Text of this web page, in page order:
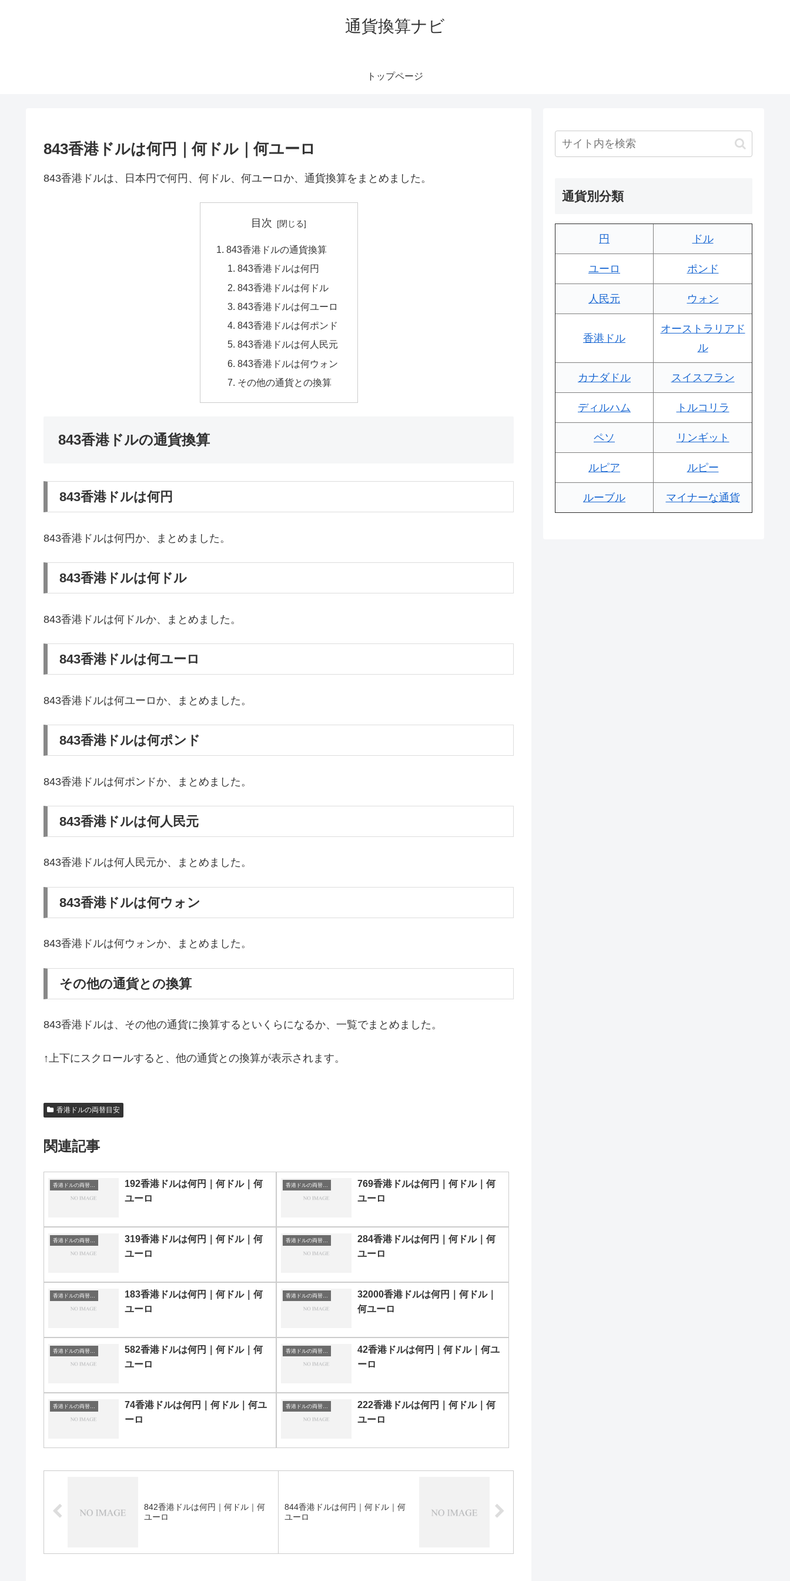
通貨換算ナビ
トップページ
843香港ドルは何円｜何ドル｜何ユーロ
843香港ドルは、日本円で何円、何ドル、何ユーロか、通貨換算をまとめました。
目次
843香港ドルの通貨換算
843香港ドルは何円
843香港ドルは何ドル
843香港ドルは何ユーロ
843香港ドルは何ポンド
843香港ドルは何人民元
843香港ドルは何ウォン
その他の通貨との換算
843香港ドルの通貨換算
843香港ドルは何円
843香港ドルは何円か、まとめました。
843香港ドルは何ドル
843香港ドルは何ドルか、まとめました。
843香港ドルは何ユーロ
843香港ドルは何ユーロか、まとめました。
843香港ドルは何ポンド
843香港ドルは何ポンドか、まとめました。
843香港ドルは何人民元
843香港ドルは何人民元か、まとめました。
843香港ドルは何ウォン
843香港ドルは何ウォンか、まとめました。
その他の通貨との換算
843香港ドルは、その他の通貨に換算するといくらになるか、一覧でまとめました。
↑上下にスクロールすると、他の通貨との換算が表示されます。
香港ドルの両替目安
関連記事
192香港ドルは何円｜何ドル｜何
ユーロ
769香港ドルは何円｜何ドル｜何
ユーロ
319香港ドルは何円｜何ドル｜何
ユーロ
284香港ドルは何円｜何ドル｜何
ユーロ
183香港ドルは何円｜何ドル｜何
ユーロ
32000香港ドルは何円｜何ドル｜
何ユーロ
582香港ドルは何円｜何ドル｜何
ユーロ
42香港ドルは何円｜何ドル｜何ユ
ーロ
74香港ドルは何円｜何ドル｜何ユ
ーロ
222香港ドルは何円｜何ドル｜何
ユーロ
842香港ドルは何円｜何ドル｜何
ユーロ
844香港ドルは何円｜何ドル｜何
ユーロ
通貨別分類
円 ドル
ユーロ ポンド
人民元 ウォン
香港ドル
オーストラリアド
ル
カナダドル スイスフラン
ディルハム トルコリラ
ペソ リンギット
ルピア ルピー
ルーブル マイナーな通貨